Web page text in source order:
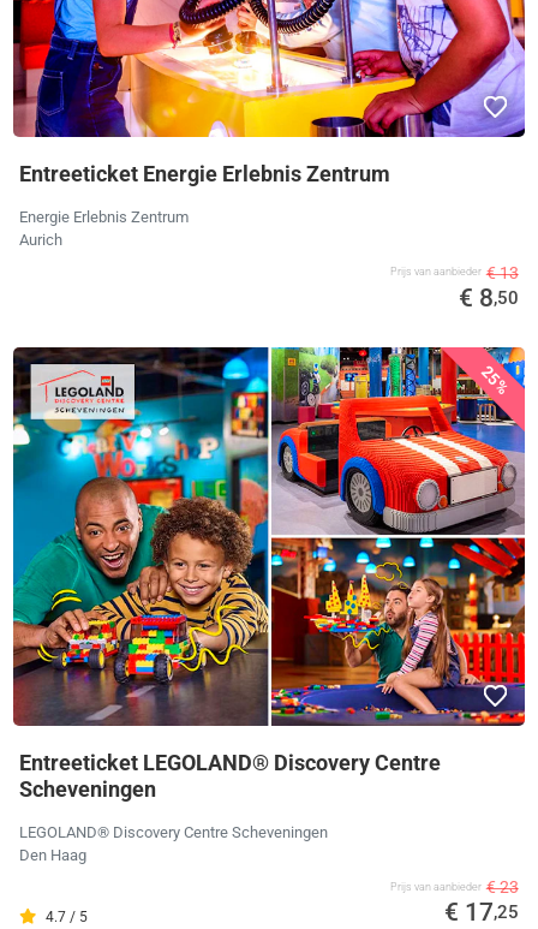
Entreeticket Energie Erlebnis Zentrum
Energie Erlebnis Zentrum
Aurich
Prijs van aanbieder € 13
€ 8,50
25%
Entreeticket LEGOLAND® Discovery Centre
Scheveningen
LEGOLAND® Discovery Centre Scheveningen
Den Haag
4.7 / 5
Prijs van aanbieder € 23
€ 17,25